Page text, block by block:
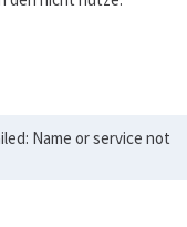
Name or service not